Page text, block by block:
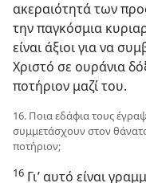
ακεραιότητά των
την παγκόσμια
είναι άξιοι για να
Χριστό σε ουράνια
ποτήριον μαζί του.
16. Ποια εδάφια τους
συμμετάσχουν στον
ποτήριον;
16 Γι’ αυτό είναι